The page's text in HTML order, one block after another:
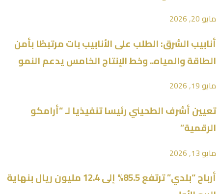
مايو 20, 2026
أنابيب الشرق: الطلب على الأنابيب بات مرتبطًا بأمن
الطاقة والمياه.. وخط الإنتاج الخامس يدعم النمو
مايو 19, 2026
تعيين أشرف الطحيني رئيسا تنفيذيا لـ “أرامكو
الرقمية”
مايو 13, 2026
أرباح “بلدي” ترتفع 85.5% إلى 12.4 مليون ريال بنهاية